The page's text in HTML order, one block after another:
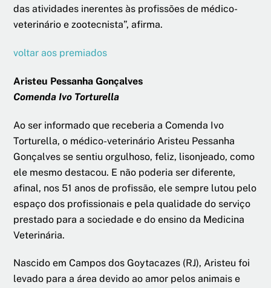
das atividades inerentes às profissões de médico-
veterinário e zootecnista”, afirma.
voltar aos premiados
Aristeu Pessanha Gonçalves
Comenda Ivo Torturella
Ao ser informado que receberia a Comenda Ivo
Torturella, o médico-veterinário Aristeu Pessanha
Gonçalves se sentiu orgulhoso, feliz, lisonjeado, como
ele mesmo destacou. E não poderia ser diferente,
afinal, nos 51 anos de profissão, ele sempre lutou pelo
espaço dos profissionais e pela qualidade do serviço
prestado para a sociedade e do ensino da Medicina
Veterinária.
Nascido em Campos dos Goytacazes (RJ), Aristeu foi
levado para a área devido ao amor pelos animais e